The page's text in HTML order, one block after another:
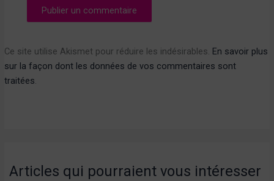
Ce site utilise Akismet pour réduire les indésirables. En savoir plus
sur la façon dont les données de vos commentaires sont
traitées.
Articles qui pourraient vous intéresser